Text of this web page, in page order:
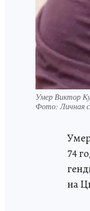
Умер Виктор
Фото:Личная
74
на